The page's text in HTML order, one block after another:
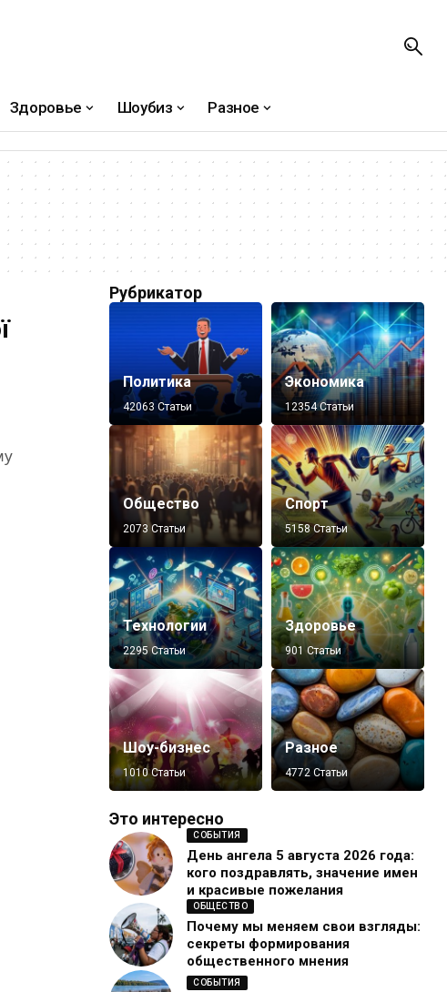
Здоровье Шоубиз Разное
Рубрикатор
Политика
42063 Статьи
Экономика
12354 Статьи
Общество
2073 Статьи
Спорт
5158 Статьи
Технологии
2295 Статьи
Здоровье
901 Статьи
Шоу-бизнес
1010 Статьи
Разное
4772 Статьи
Это интересно
СОБЫТИЯ
День ангела 5 августа 2026 года:
кого поздравлять, значение имен
и красивые пожелания
ОБЩЕСТВО
Почему мы меняем свои взгляды:
секреты формирования
общественного мнения
СОБЫТИЯ